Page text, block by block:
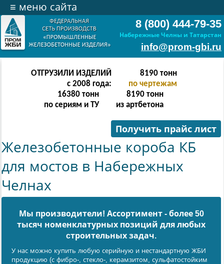
8 (800) 444-79-35
Набережные Челны и Татарстан
info@prom-gbi.ru
≡ меню сайта
ОТГРУЗИЛИ ИЗДЕЛИЙ
с 2008 года:
16382тонн
по чертежам
32764 тонн
по сериям и ТУ
16382 тонн
из артбетона
Получить прайс лист
Железобетонные короба КБ
для мостов в Набережных
Челнах
Мы производители! Ассортимент - более 50
тысяч номенклатурных позиций для любых
cтроительных задач.
У нас можно купить любую серийную и нестандартную ЖБИ
продукцию (с фибро-, стекло-, керамзитом, сульфатостойким